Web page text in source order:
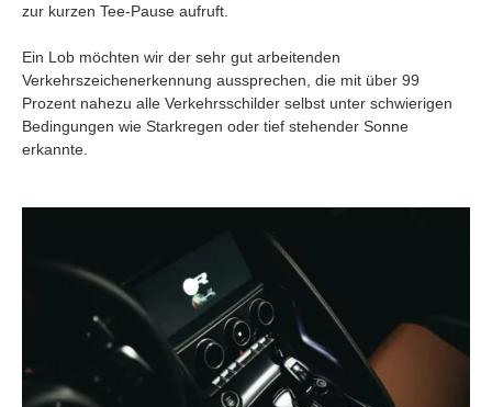
zur kurzen Tee-Pause aufruft.
Ein Lob möchten wir der sehr gut arbeitenden
Verkehrszeichenerkennung aussprechen, die mit über 99
Prozent nahezu alle Verkehrsschilder selbst unter schwierigen
Bedingungen wie Starkregen oder tief stehender Sonne
erkannte.